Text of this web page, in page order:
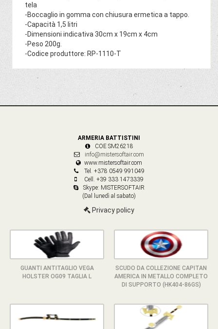
tela
-Boccaglio in gomma con chiusura ermetica a tappo.
-Capacità 1,5 litri
-Dimensioni indicativa 30cm x 19cm x 4cm
-Peso 200g.
-Codice produttore: RP-1110-T
ARMERIA BATTISTINI
COE SM26218
info@mistersoftair.com
www.mistersoftair.com
Tel. +378 0549 991049
Cell. +39 333 1473339
Skype: MISTERSOFTAIR
(Dal lunedì al sabato)
Privacy policy
GUANTI ANTITAGLIO VEGA
HOLSTER OG09 TAGLIA L
SCUDO DA COLLEZIONE CAPITAN
AMERICA IN METALLO COMPLETO
DI SUPPORTO (HK404-86GS)